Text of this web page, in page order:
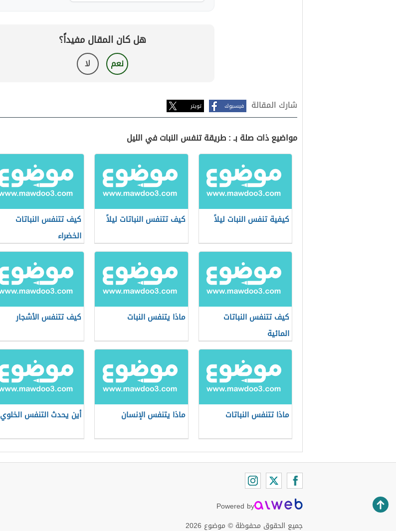
هل كان المقال مفيداً؟
نعم لا
شارك المقالة فيسبوك تويتر
مواضيع ذات صلة بـ : طريقة تنفس النبات في الليل
كيفية تنفس النبات ليلاً كيف تتنفس النباتات ليلاً
كيف تتنفس النباتات
الخضراء
كيف تتنفس النباتات
المائية
ماذا يتنفس النبات كيف تتنفس الأشجار
ماذا تتنفس النباتات ماذا يتنفس الإنسان أين يحدث التنفس الخلوي
Powered by
جميع الحقوق محفوظة © موضوع 2026